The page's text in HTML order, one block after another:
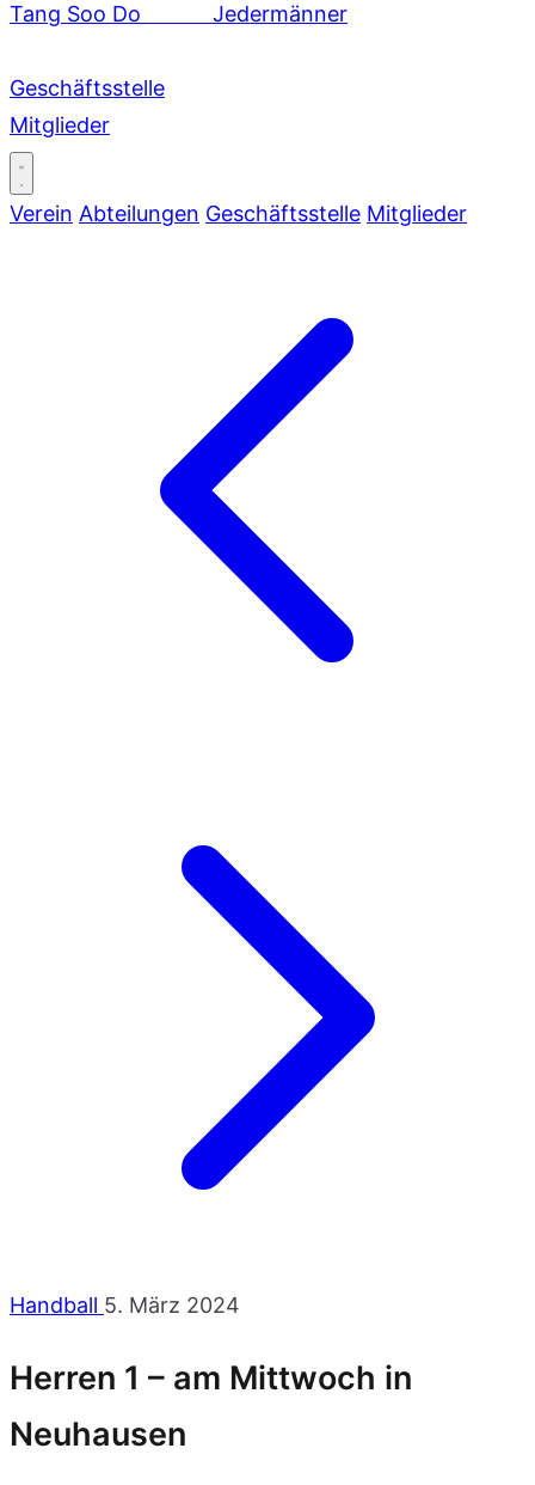
Tang Soo Do
Jedermänner
Geschäftsstelle
Mitglieder
Verein Abteilungen Geschäftsstelle Mitglieder
Handball 5. März 2024
Herren 1 – am Mittwoch in
Neuhausen